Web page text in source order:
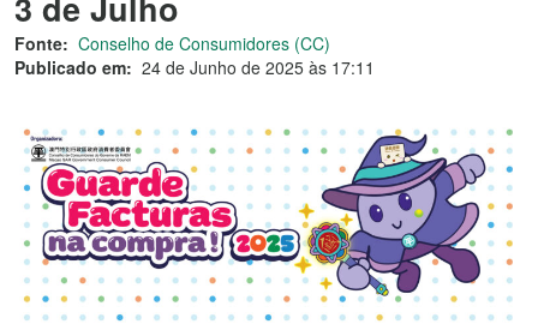
Fonte: Conselho de Consumidores (CC)
Publicado em: 24 de Junho de 2025 às 17:11